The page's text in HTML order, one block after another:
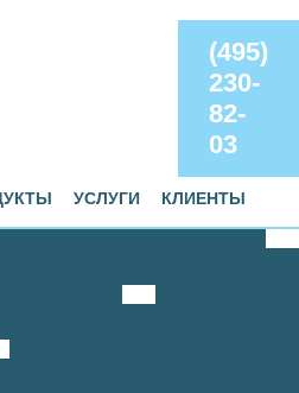
(495)
230-
82-
03
УСЛУГИ
КЛИЕНТЫ